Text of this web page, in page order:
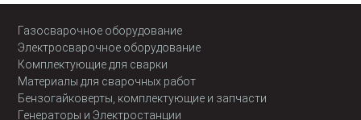
Газосварочное оборудование
Электросварочное оборудование
Комплектующие для сварки
Материалы для сварочных работ
Бензогайковерты, комплектующие и запчасти
Генераторы и Электростанции